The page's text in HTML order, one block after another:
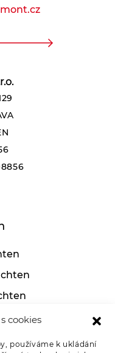
cookies
používáme k ukládání